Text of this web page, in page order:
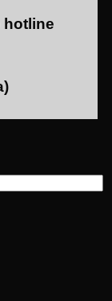
hotline